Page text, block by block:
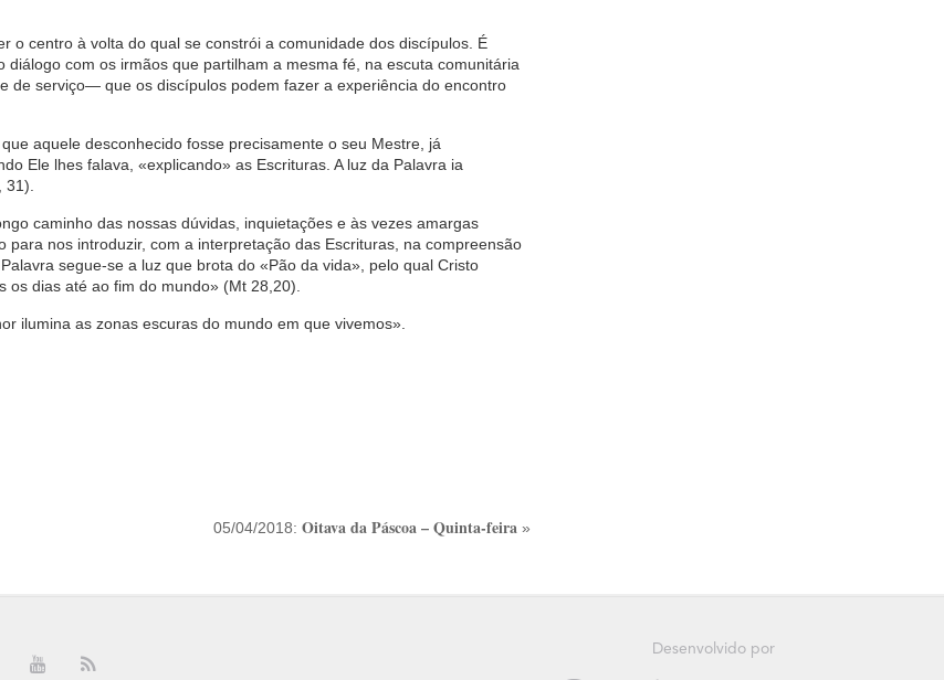
o centro à volta do qual se constrói a comunidade dos discípulos. É
com os irmãos que partilham a mesma fé, na escuta comunitária
de serviço— que os discípulos podem fazer a experiência do encontro
aquele desconhecido fosse precisamente o seu Mestre, já
Ele lhes falava, «explicando» as Escrituras. A luz da Palavra ia
caminho das nossas dúvidas, inquietações e às vezes amargas
nos introduzir, com a interpretação das Escrituras, na compreensão
segue-se a luz que brota do «Pão da vida», pelo qual Cristo
dias até ao fim do mundo» (Mt 28,20).
ilumina as zonas escuras do mundo em que vivemos».
05/04/2018: Oitava da Páscoa – Quinta-feira »
Desenvolvido por